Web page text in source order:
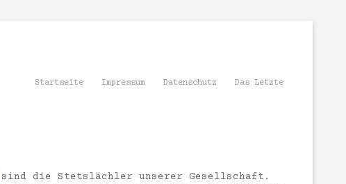
Startseite Impressum Datenschutz Das Letzte
sind die Stetslächler unserer Gesellschaft.